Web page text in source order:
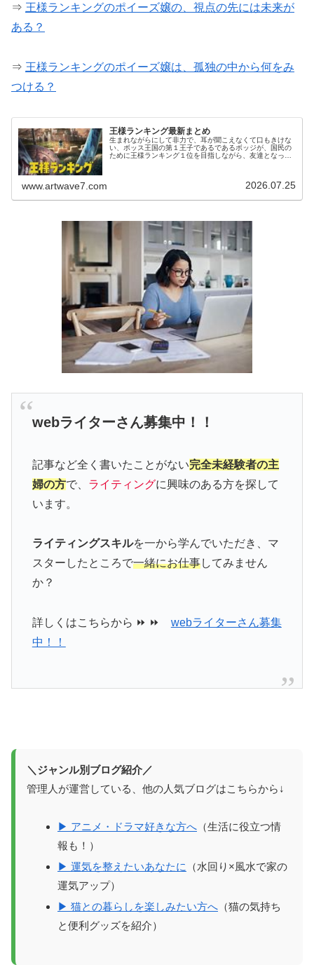
⇒ 王様ランキングのポイーズ嬢の、視点の先には未来が
ある？
⇒ 王様ランキングのポイーズ嬢は、孤独の中から何をみ
つける？
王様ランキング最新まとめ
生まれながらにして非力で、耳が聞こえなくて口もきけな
い、ボッス王国の第１王子であるであるボッジが、国民の
ために王様ランキング１位を目指しながら、友達となった
www.artwave7.com 2026.07.25
webライターさん募集中！！
記事など全く書いたことがない完全未経験者の主
婦の方で、 ライティングに興味のある方を探して
います。
ライティングスキルを一から学んでいただき、マ
スターしたところで一緒にお仕事してみません
か？
詳しくはこちらから ⏩ ⏩ webライターさん募集
中！！
＼ジャンル別ブログ紹介／
管理人が運営している、他の人気ブログはこちらから↓
▶ アニメ・ドラマ好きな方へ （生活に役立つ情
報も！）
▶ 運気を整えたいあなたに
（水回り×風水で家の
運気アップ）
▶ 猫との暮らしを楽しみたい方へ （猫の気持ち
と便利グッズを紹介）